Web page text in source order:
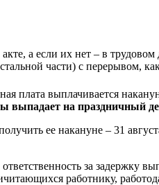
а если их нет – в
части) с перерывом,
плата выплачивается
выпадает на праздничный
ее накануне – 31
за
работнику,